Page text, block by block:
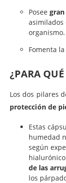
Posee
organismo.
Fomenta
¿PARA QUÉ
Los dos pilares
protección de
Estas
humedad
según
de las
los